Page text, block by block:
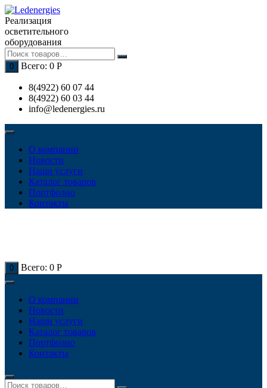
Перейти
к
содержимому
Реализация
осветительного
оборудования
0 Всего: 0 Р
8(4922) 60 07 44
8(4922) 60 03 44
info@ledenergies.ru
О компании
Новости
Наши услуги
Каталог товаров
Портфолио
Контакты
0 Всего: 0 Р
О компании
Новости
Наши услуги
Каталог товаров
Портфолио
Контакты